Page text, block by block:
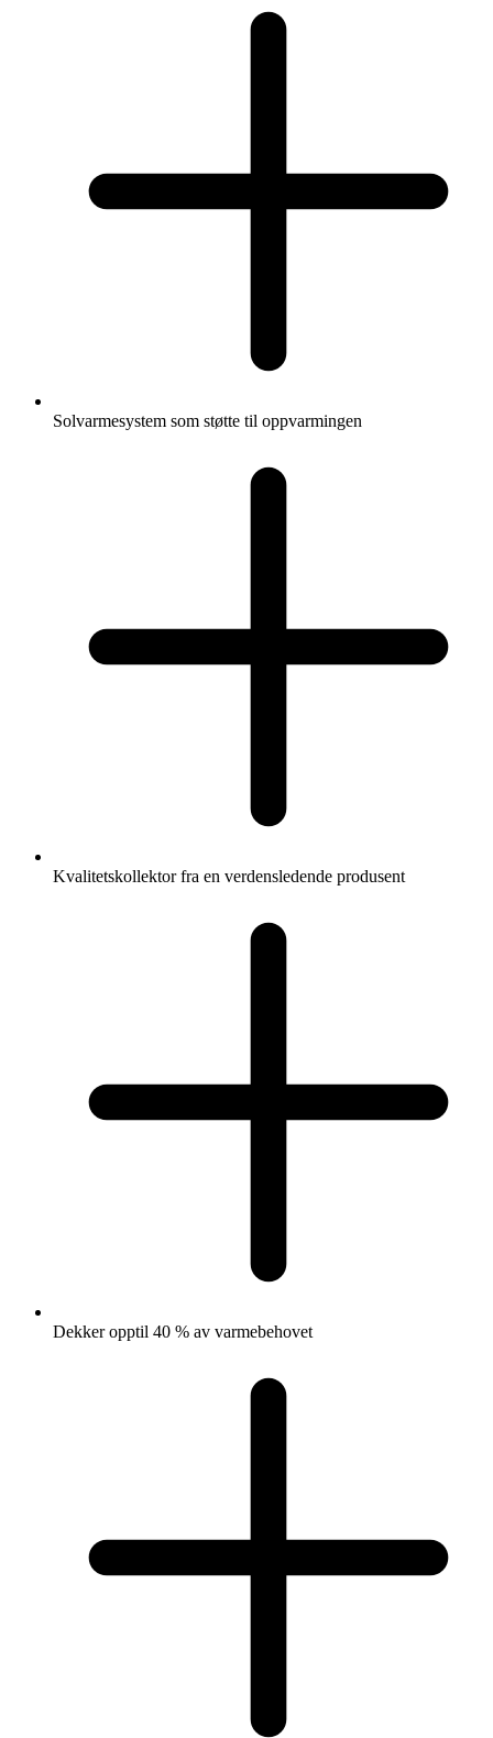
Solvarmesystem som støtte til oppvarmingen
Kvalitetskollektor fra en verdensledende produsent
Dekker opptil 40 % av varmebehovet